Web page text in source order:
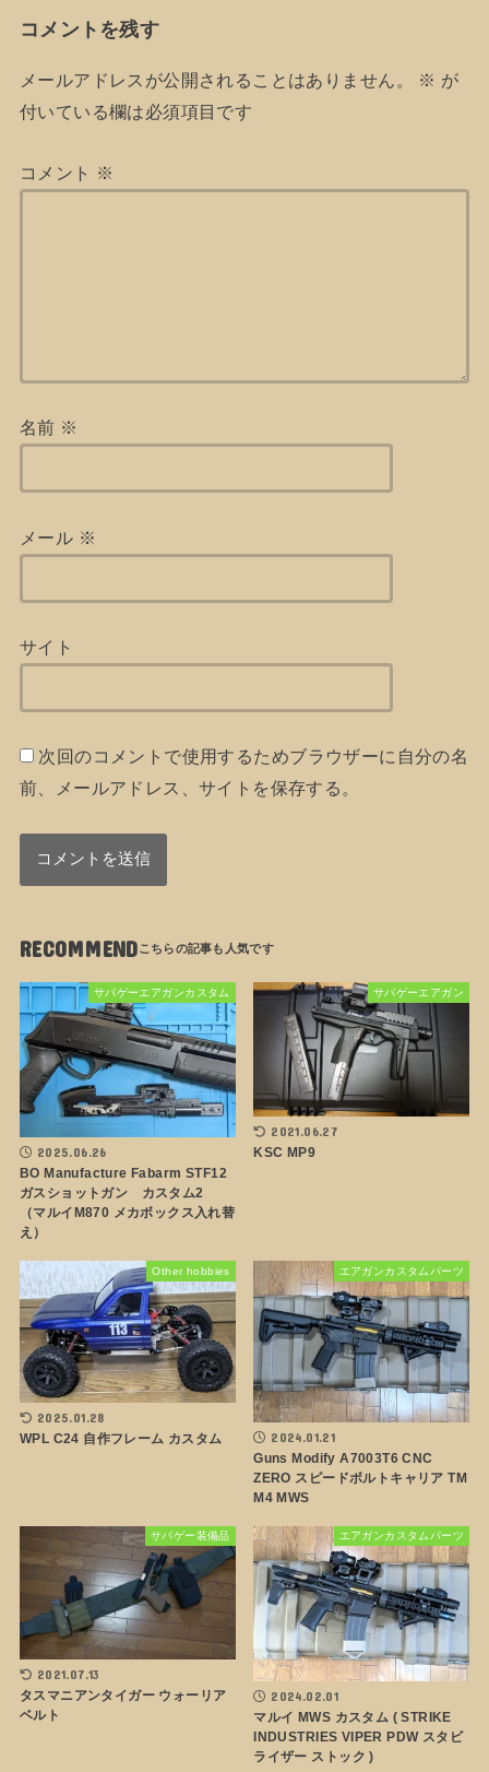
コメントを残す
メールアドレスが公開されることはありません。 ※ が
付いている欄は必須項目です
コメント ※
名前 ※
メール ※
サイト
次回のコメントで使用するためブラウザーに自分の名
前、メールアドレス、サイトを保存する。
RECOMMEND
サバゲーエアガンカスタム
2025.06.26
BO Manufacture Fabarm STF12
ガスショットガン カスタム2
（マルイM870 メカボックス入れ替
え）
サバゲーエアガン
2021.06.27
KSC MP9
Other hobbies
2025.01.28
WPL C24 自作フレーム カスタム
エアガンカスタムパーツ
2024.01.21
Guns Modify A7003T6 CNC
ZERO スピードボルトキャリア TM
M4 MWS
サバゲー装備品
2021.07.13
タスマニアンタイガー ウォーリア
ベルト
エアガンカスタムパーツ
2024.02.01
マルイ MWS カスタム ( STRIKE
INDUSTRIES VIPER PDW スタビ
ライザー ストック )